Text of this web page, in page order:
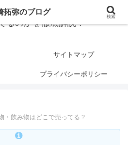
るのかを徹底解説！
サイトマップ
プライバシーポリシー
・飲み物はどこで売ってる？
拓弥のブログ
検索